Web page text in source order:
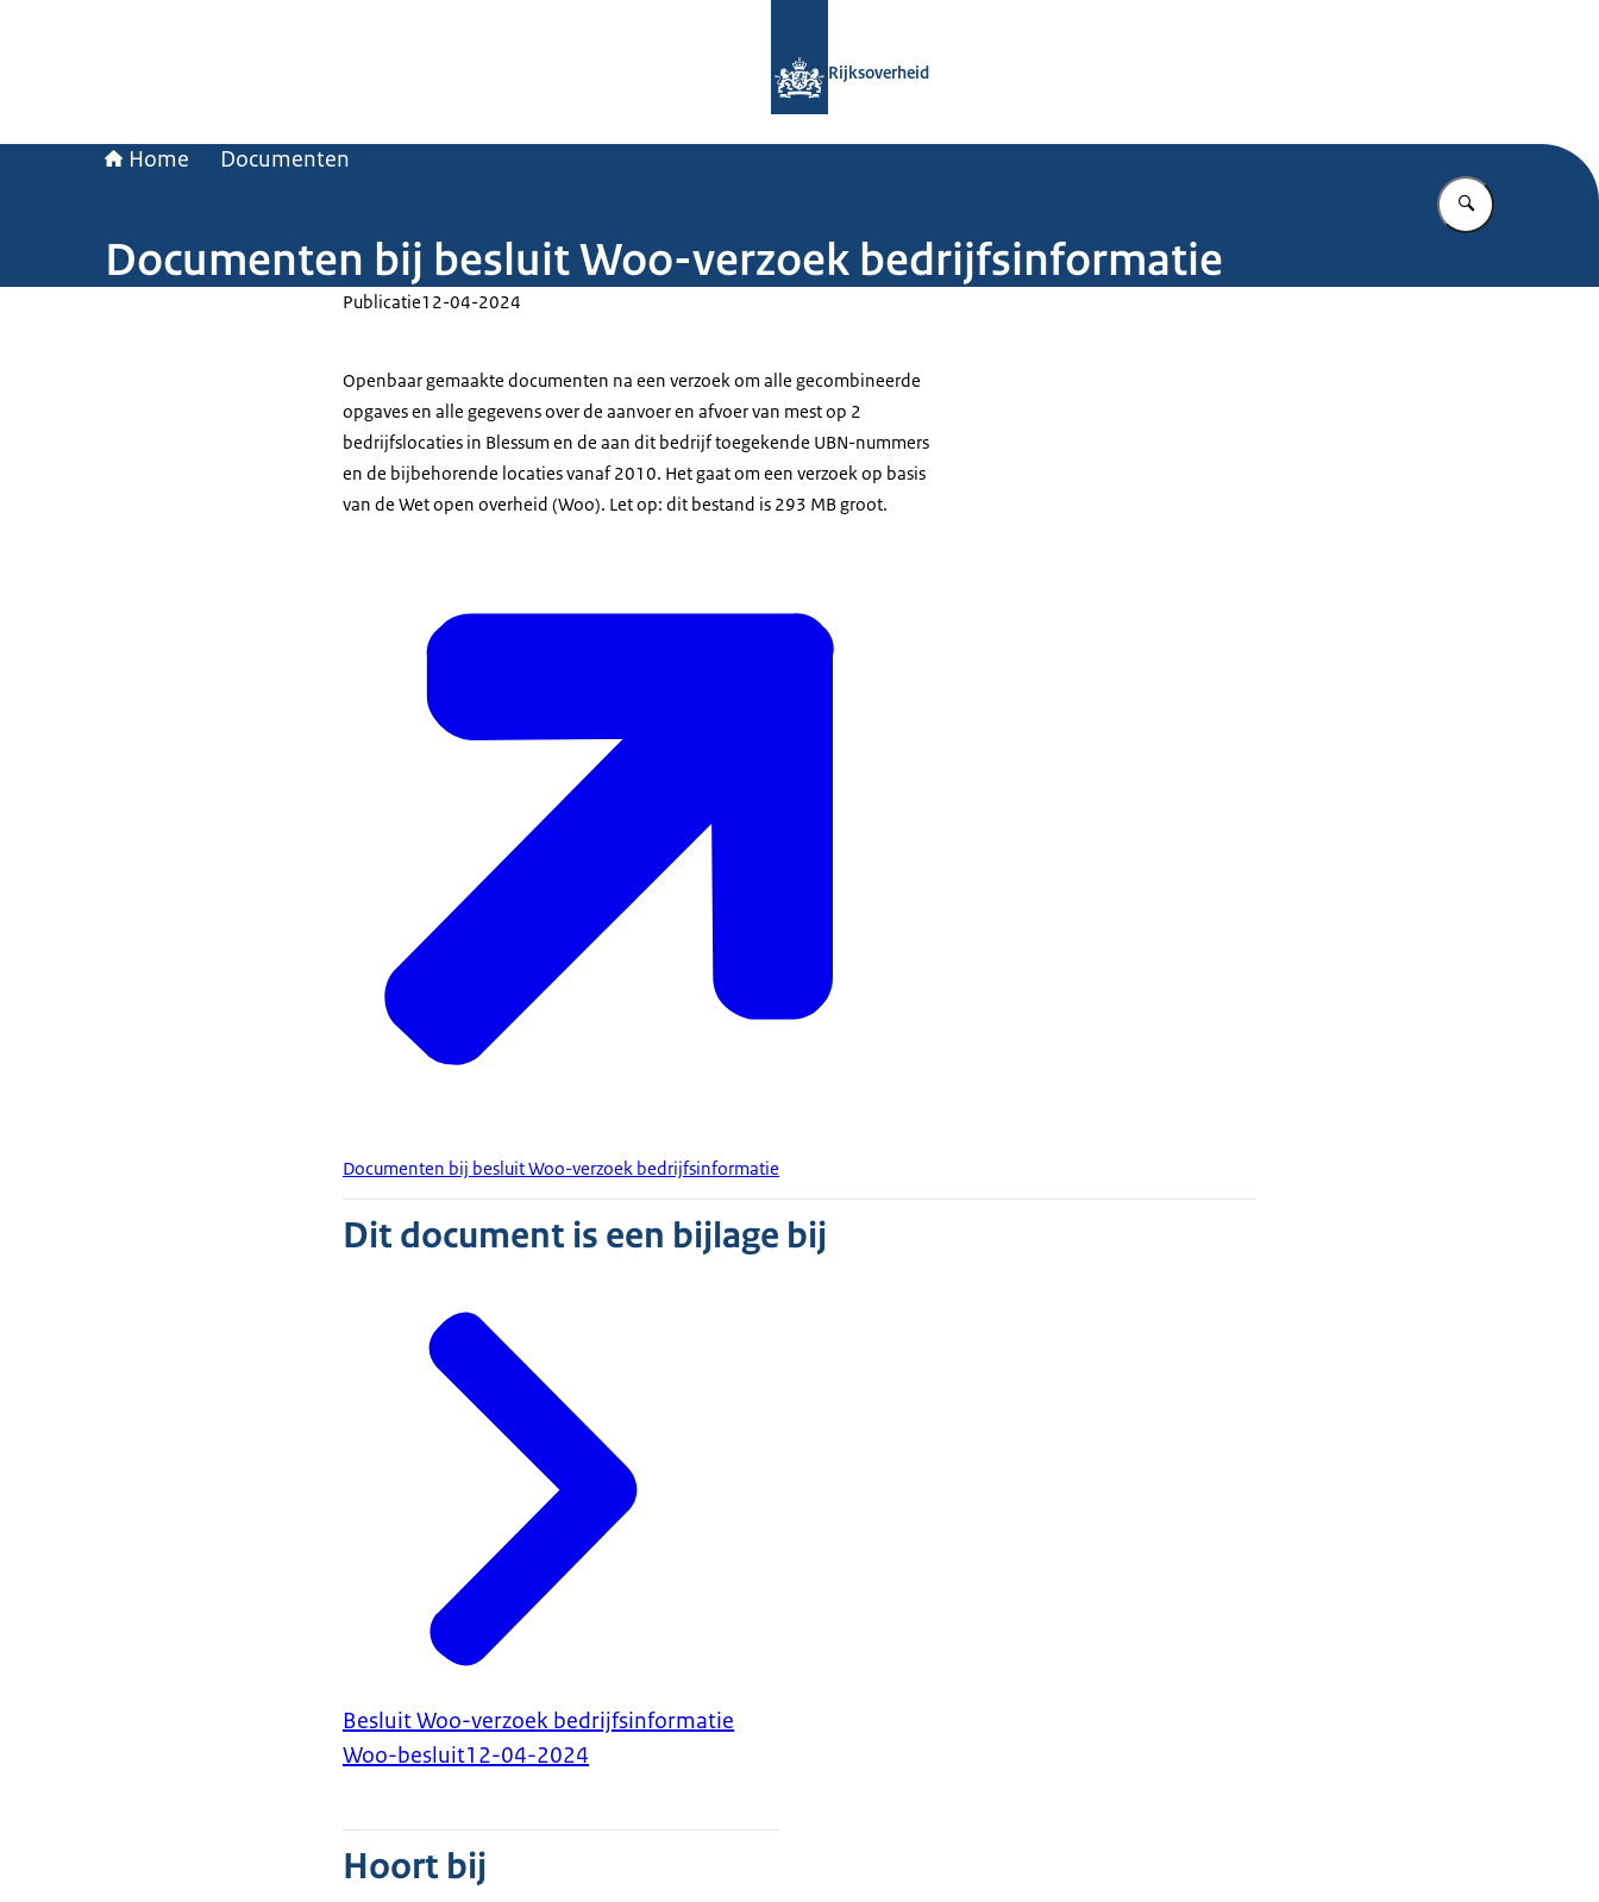
Rijksoverheid
Home Documenten
Vul in wat u
Documenten bij besluit Woo-verzoek bedrijfsinformatie
Publicatie12-04-2024
Openbaar gemaakte documenten na een verzoek om alle gecombineerde
opgaves en alle gegevens over de aanvoer en afvoer van mest op 2
bedrijfslocaties in Blessum en de aan dit bedrijf toegekende UBN-nummers
en de bijbehorende locaties vanaf 2010. Het gaat om een verzoek op basis
van de Wet open overheid (Woo). Let op: dit bestand is 293 MB groot.
Documenten bij besluit Woo-verzoek bedrijfsinformatie
Dit document is een bijlage bij
Besluit Woo-verzoek bedrijfsinformatie
Woo-besluit12-04-2024
Hoort bij